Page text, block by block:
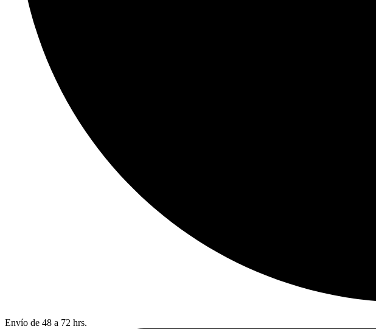
Envío de 48 a 72 hrs.